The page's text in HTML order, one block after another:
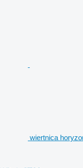
wiertnica